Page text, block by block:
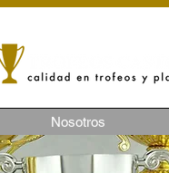
Nosotros